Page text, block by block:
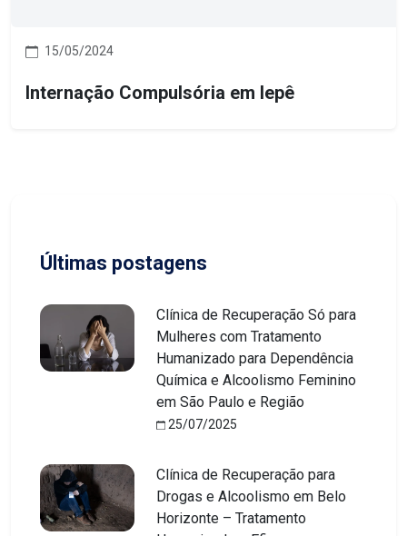
15/05/2024
Internação Compulsória em Iepê
Últimas postagens
Clínica de Recuperação Só para
Mulheres com Tratamento
Humanizado para Dependência
Química e Alcoolismo Feminino
em São Paulo e Região
25/07/2025
Clínica de Recuperação para
Drogas e Alcoolismo em Belo
Horizonte – Tratamento